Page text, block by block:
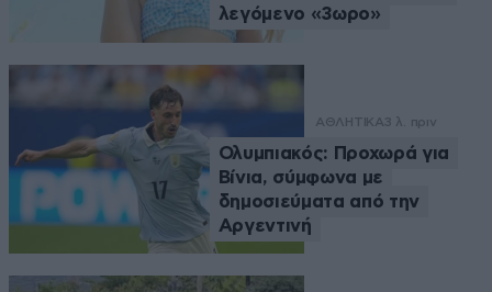
λεγόμενο «3ωρο»
ΑΘΛΗΤΙΚΑ3 λ. πριν
Ολυμπιακός: Προχωρά για
Βίνια, σύμφωνα με
δημοσιεύματα από την
Αργεντινή